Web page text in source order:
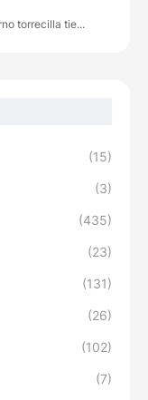
torrecilla tie...
(15)
(3)
(435)
(23)
(131)
(26)
(102)
(7)